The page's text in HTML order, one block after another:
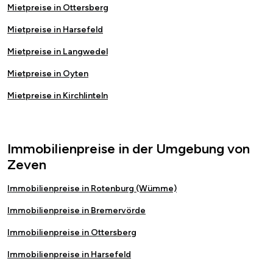
Mietpreise in Ottersberg
Mietpreise in Harsefeld
Mietpreise in Langwedel
Mietpreise in Oyten
Mietpreise in Kirchlinteln
Immobilienpreise in der Umgebung von
Zeven
Immobilienpreise in Rotenburg (Wümme)
Immobilienpreise in Bremervörde
Immobilienpreise in Ottersberg
Immobilienpreise in Harsefeld